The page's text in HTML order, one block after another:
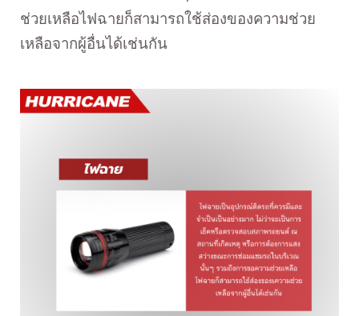
ช่วยเหลือไฟฉายก็สามารถใช้ส่องของความช่วย
เหลือจากผู้อื่นได้เช่นกัน